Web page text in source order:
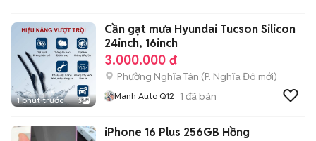
1 phút trước 3
Cần gạt mưa Hyundai Tucson Silicon
24inch, 16inch
3.000.000 đ
Phường Nghĩa Tân (P. Nghĩa Đô mới)
Manh Auto Q12 1 đã bán
iPhone 16 Plus 256GB Hồng